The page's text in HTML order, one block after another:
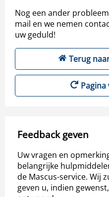
Nog een ander
mail en we nemen
uw geduld!
Terug
Feedback geven
Uw vragen en
belangrijke
de Mascus-service. Wij
geven u, indien